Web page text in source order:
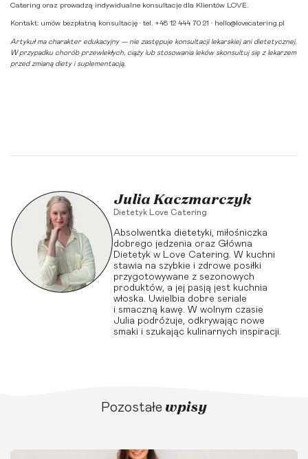
Catering oraz prowadzą indywidualne konsultacje dla Klientów LOVE.
Kontakt: umów bezpłatną konsultację · tel. +48 12 444 70 21 · hello@lovecatering.pl
Artykuł ma charakter edukacyjny — nie zastępuje konsultacji lekarskiej ani dietetycznej.
W przypadku chorób przewlekłych, ciąży lub stosowania leków skonsultuj się z lekarzem
przed zmianą diety i suplementacją.
Julia Kaczmarczyk
Dietetyk Love Catering
Absolwentka dietetyki, miłośniczka
dobrego jedzenia oraz Główna
Dietetyk w Love Catering. W kuchni
stawia na szybkie i zdrowe posiłki
przygotowywane z sezonowych
produktów, a jej pasją jest kuchnia
włoska. Uwielbia dobre seriale
i smaczną kawę. W wolnym czasie
Julia podróżuje, odkrywając nowe
smaki i szukając kulinarnych inspiracji.
Pozostałe wpisy